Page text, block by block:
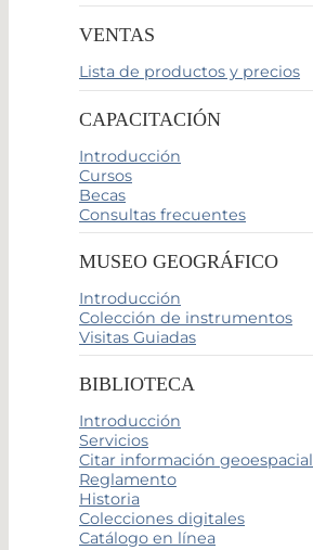
VENTAS
Lista de productos y precios
CAPACITACIÓN
Introducción
Cursos
Becas
Consultas frecuentes
MUSEO GEOGRÁFICO
Introducción
Colección de instrumentos
Visitas Guiadas
BIBLIOTECA
Introducción
Servicios
Citar información geoespacial
Reglamento
Historia
Colecciones digitales
Catálogo en línea